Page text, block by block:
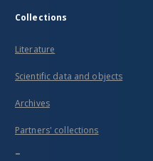
Collections
Literature
Scientific data and objects
Archives
Partners' collections
...